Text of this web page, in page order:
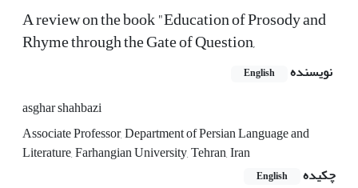
A review on the book "Education of Prosody and
Rhyme through the Gate of Question,
نویسنده English
asghar shahbazi
Associate Professor, Department of Persian Language and
Literature, Farhangian University, Tehran, Iran
چکیده
English